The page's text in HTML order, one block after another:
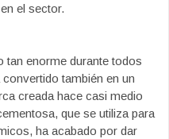
el sector.
tan enorme durante todos
convertido también en un
creada hace casi medio
que se utiliza para
ha acabado por dar